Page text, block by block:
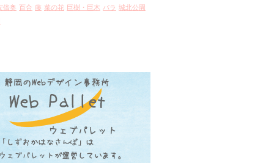
倍奥 百合 藤 菜の花 巨樹・巨木 バラ 城北公園